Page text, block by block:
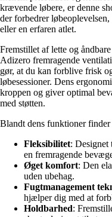
krævende løbere, er denne
der forbedrer
eller en erfaren atlet.
Fremstillet af lette og
Adizero fremragende
gør, at du kan forblive frisk
løbesessioner. Dens
kroppen og giver optimal
med støtten.
Blandt dens funktioner finder
Fleksibilitet: Designet
en fremragende
Øget komfort: Den
uden ubehag.
Fugtmanagement
hjælper dig med at
Holdbarhed: